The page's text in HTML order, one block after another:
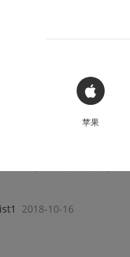
？《
2018-10-16
 Sign in with
苹果